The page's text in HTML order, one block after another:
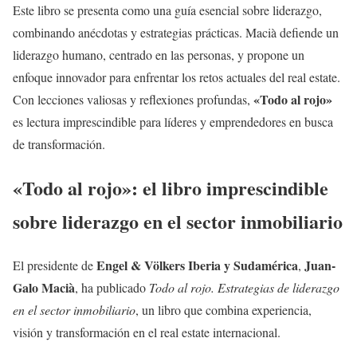
Este libro se presenta como una guía esencial sobre liderazgo,
combinando anécdotas y estrategias prácticas. Macià defiende un
liderazgo humano, centrado en las personas, y propone un
enfoque innovador para enfrentar los retos actuales del real estate.
Con lecciones valiosas y reflexiones profundas, «Todo al rojo»
es lectura imprescindible para líderes y emprendedores en busca
de transformación.
«Todo al rojo»: el libro imprescindible
sobre liderazgo en el sector inmobiliario
El presidente deEngel & Völkers Iberia y Sudamérica, Juan-
Galo Macià, ha publicado Todo al rojo. Estrategias de liderazgo
en el sector inmobiliario, un libro que combina experiencia,
visión y transformación en el real estate internacional.